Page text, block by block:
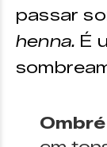
passar
henna. É